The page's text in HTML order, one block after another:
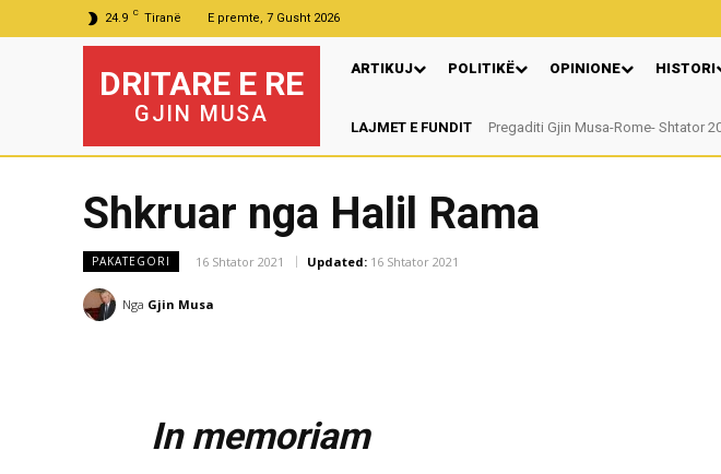
24.9 C Tiranë E premte, 7 Gusht 2026
DRITARE E RE
GJIN MUSA
ARTIKUJ POLITIKË OPINIONE HISTORI
LAJMET E FUNDIT Nga: Ndue Dedaj
Shkruar nga Halil Rama
PAKATEGORI 16 Shtator 2021 Updated: 16 Shtator 2021
Nga Gjin Musa
In memoriam